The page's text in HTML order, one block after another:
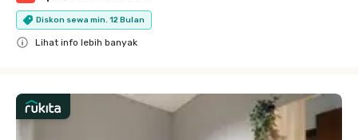
Diskon sewa min. 12 Bulan
Lihat info lebih banyak